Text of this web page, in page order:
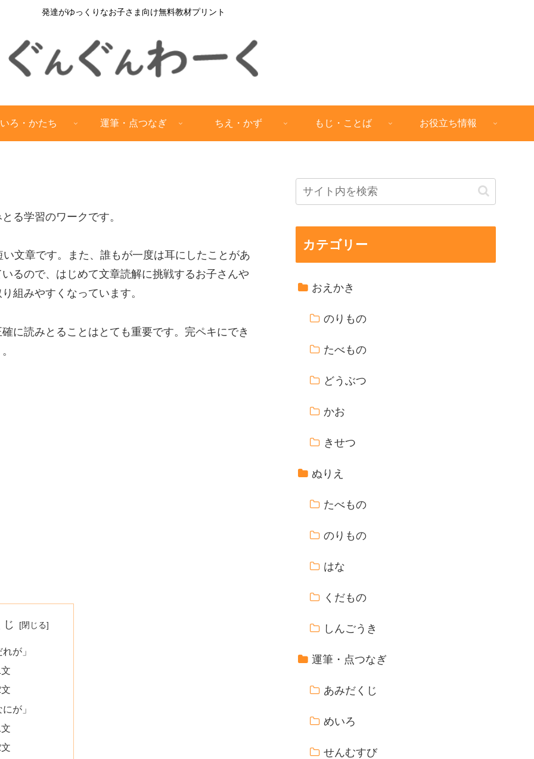
発達がゆっくりなお子さま向け無料教材プリント
いろ・かたち 運筆・点つなぎ ちえ・かず もじ・ことば お役立ち情報
る学習のワークです。
文章です。また、誰もが一度は耳にしたことがあ
るので、はじめて文章読解に挑戦するお子さんや
組みやすくなっています。
に読みとることはとても重要です。完ペキにでき
じ
れが」
にが」
カテゴリー
おえかき
のりもの
たべもの
どうぶつ
かお
きせつ
ぬりえ
たべもの
のりもの
はな
くだもの
しんごうき
運筆・点つなぎ
あみだくじ
めいろ
せんむすび